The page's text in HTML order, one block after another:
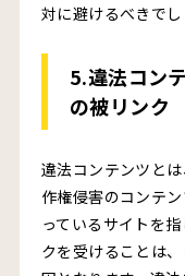
対に避けるべきでし
5.違法コン
の被リンク
違法コンテンツと
作権侵害のコンテ
っているサイトを
クを受けることは